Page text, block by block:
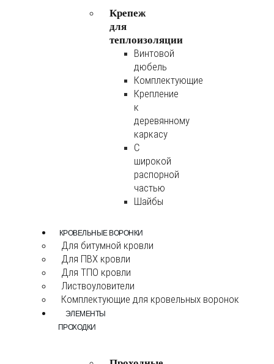
Крепеж
для
теплоизоляции
Винтовой
дюбель
Комплектующие
Крепление
к
деревянному
каркасу
С
широкой
распорной
частью
Шайбы
КРОВЕЛЬНЫЕ ВОРОНКИ
Для битумной кровли
Для ПВХ кровли
Для ТПО кровли
Листвоуловители
Комплектующие для кровельных воронок
ЭЛЕМЕНТЫ
ПРОХОДКИ